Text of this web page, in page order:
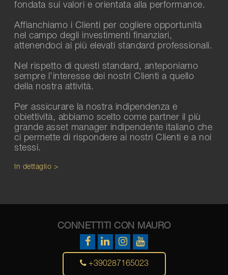
fondata sui valori e orientata alla performance.
Affianchiamo i Clienti per cogliere opportunità
nel campo degli investimenti finanziari,
attenendoci ai più elevati standard professionali.
Nel rispetto di questi standard, anteponiamo
sempre l’interesse dei nostri Clienti a quello
della nostra attività.
Per assicurare la nostra indipendenza e
obiettività, abbiamo scelto come partner il più
grande asset manager indipendente italiano che
ci permette di rispondere ai nostri Clienti e a noi
stessi.
In dettaglio >
CONNETTITI CON MAURO
+390287165023